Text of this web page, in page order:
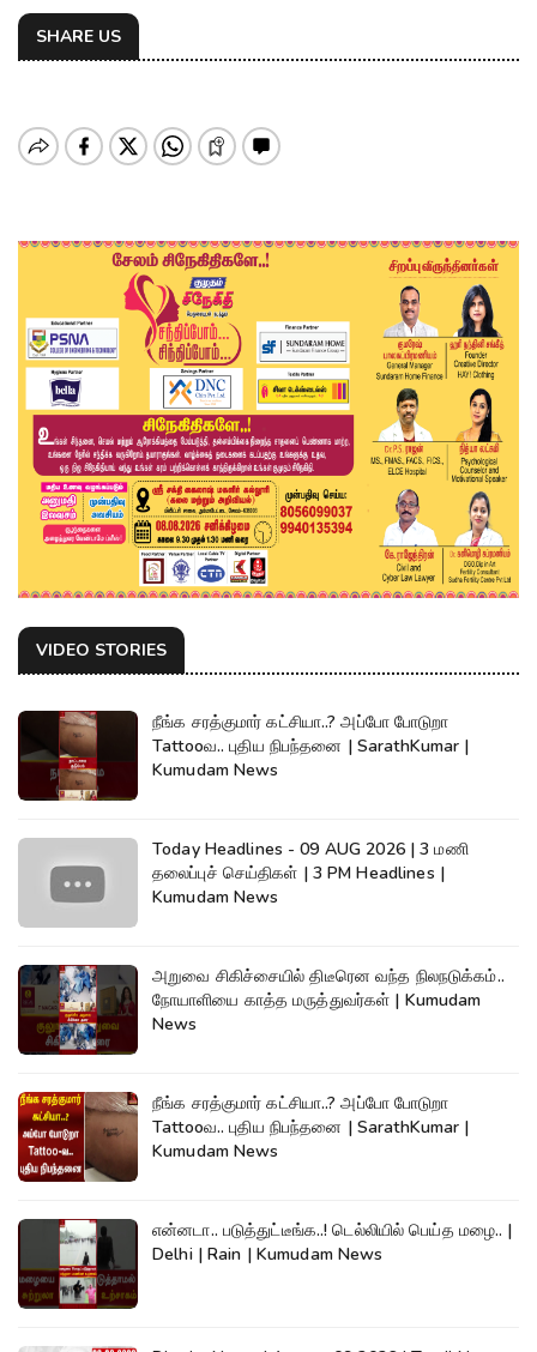
SHARE US
VIDEO STORIES
நீங்க சரத்குமார் கட்சியா..? அப்போ போடுறா
Tattooவ.. புதிய நிபந்தனை | SarathKumar |
Kumudam News
Today Headlines - 09 AUG 2026 | 3 மணி
தலைப்புச் செய்திகள் | 3 PM Headlines |
Kumudam News
அறுவை சிகிச்சையில் திடீரென வந்த நிலநடுக்கம்..
நோயாளியை காத்த மருத்துவர்கள் | Kumudam
News
நீங்க சரத்குமார் கட்சியா..? அப்போ போடுறா
Tattooவ.. புதிய நிபந்தனை | SarathKumar |
Kumudam News
என்னடா.. படுத்துட்டீங்க..! டெல்லியில் பெய்த மழை.. |
Delhi | Rain | Kumudam News